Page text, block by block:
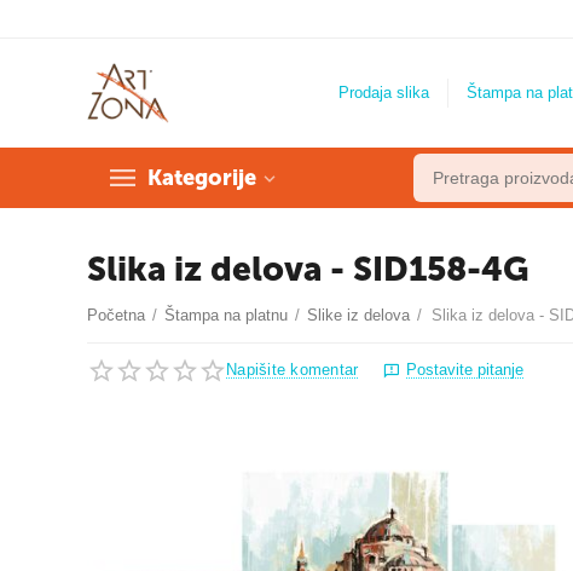
Prodaja slika Štampa na
Kategorije
Slika iz delova - SID158-4G
Početna / Štampa na platnu / Slike iz delova / Slika iz delova -
Napišite komentar Postavite pitanje